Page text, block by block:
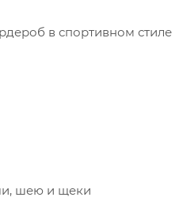
в спортивном стиле
шею и щеки